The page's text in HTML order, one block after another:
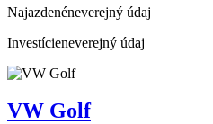
Najazdenéneverejný údaj
Investícieneverejný údaj
VW Golf